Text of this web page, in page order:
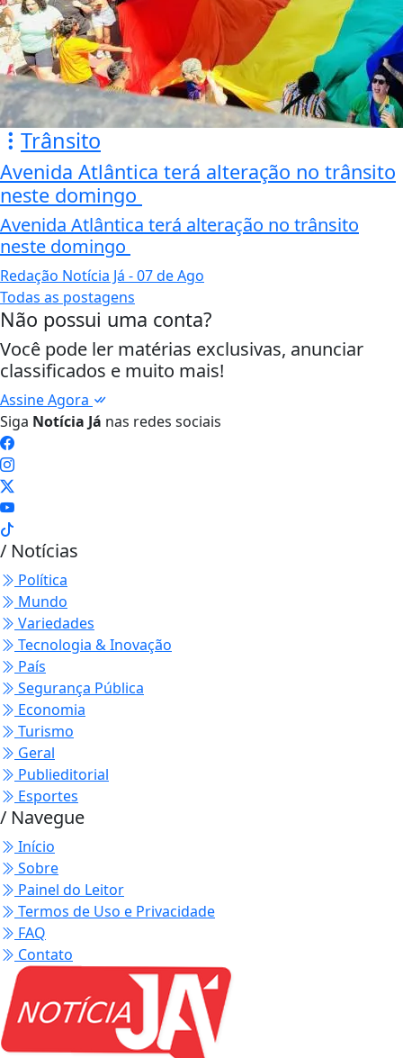
Trânsito
Avenida Atlântica terá alteração no trânsito
neste domingo
Avenida Atlântica terá alteração no trânsito
neste domingo
Redação Notícia Já - 07 de Ago
Todas as postagens
Não possui uma conta?
Você pode ler matérias exclusivas, anunciar
classificados e muito mais!
Assine Agora
Siga Notícia Já nas redes sociais
/ Notícias
Política
Mundo
Variedades
Tecnologia & Inovação
País
Segurança Pública
Economia
Turismo
Geral
Publieditorial
Esportes
/ Navegue
Início
Sobre
Painel do Leitor
Termos de Uso e Privacidade
FAQ
Contato